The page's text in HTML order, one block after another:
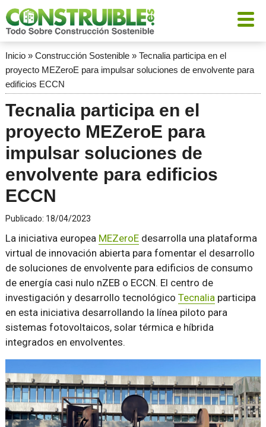
Inicio» Construcción Sostenible» Tecnalia participa en el
proyecto MEZeroE para impulsar soluciones de envolvente para
edificios ECCN
Tecnalia participa en el
proyecto MEZeroE para
impulsar soluciones de
envolvente para edificios
ECCN
Publicado: 18/04/2023
La iniciativa europea MEZeroEdesarrolla una plataforma
virtual de innovación abierta para fomentar el desarrollo
de soluciones de envolvente para edificios de consumo
de energía casi nulo nZEB o ECCN. El centro de
investigación y desarrollo tecnológico Tecnaliaparticipa
en esta iniciativa desarrollando la línea piloto para
sistemas fotovoltaicos, solar térmica e híbrida
integrados en envolventes.